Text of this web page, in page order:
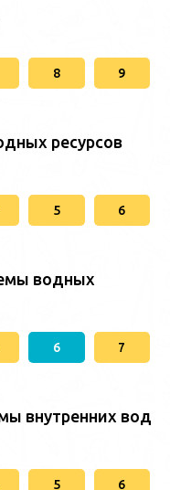
8 9
ресурсов
5 6
водных
6 7
внутренних вод
5 6